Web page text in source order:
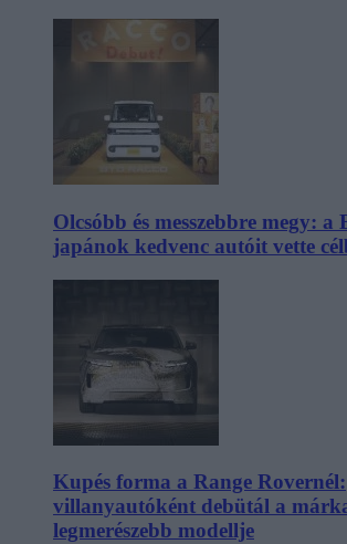
Olcsóbb és messzebbre megy: a
japánok kedvenc autóit vette
Kupés forma a Range Rovernél:
villanyautóként debütál a
legmerészebb modellje